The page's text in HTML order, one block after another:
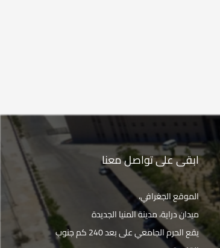
ابقى على تواصل معنا
الموقع الجغرافي،
ميدان دراية، مدينة المنيا الجديدة
يقع الحرم الجامعي على بعد 240 كم جنوب